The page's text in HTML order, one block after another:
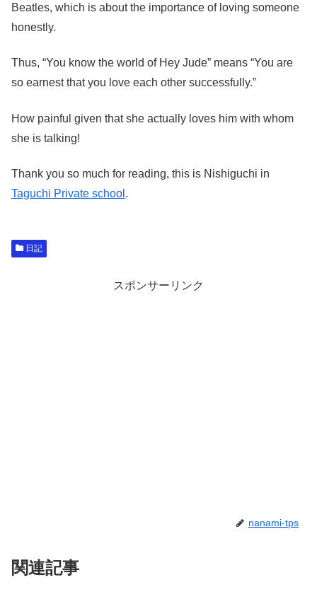
Beatles, which is about the importance of loving someone
honestly.
Thus, “You know the world of Hey Jude” means “You are
so earnest that you love each other successfully.”
How painful given that she actually loves him with whom
she is talking!
Thank you so much for reading, this is Nishiguchi in
Taguchi Private school .
日記
スポンサーリンク
nanami-tps
関連記事